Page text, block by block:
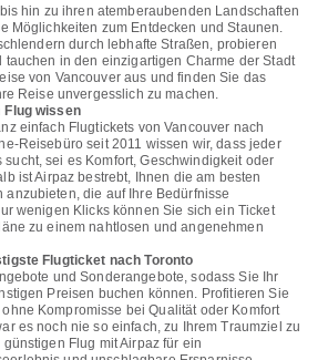
hin zu ihren atemberaubenden Landschaften
Möglichkeiten zum Entdecken und Staunen.
durch lebhafte Straßen, probieren
tauchen in den einzigartigen Charme der Stadt
von Vancouver aus und finden Sie das
Reise unvergesslich zu machen.
Flug wissen
einfach Flugtickets von Vancouver nach
Reisebüro seit 2011 wissen wir, dass jeder
sei es Komfort, Geschwindigkeit oder
ist Airpaz bestrebt, Ihnen die am besten
die auf Ihre Bedürfnisse
wenigen Klicks können Sie sich ein Ticket
zu einem nahtlosen und angenehmen
Flugticket nach Toronto
und Sonderangebote, sodass Sie Ihr
Preisen buchen können. Profitieren Sie
Kompromisse bei Qualität oder Komfort
es noch nie so einfach, zu Ihrem Traumziel zu
Flug mit Airpaz für ein